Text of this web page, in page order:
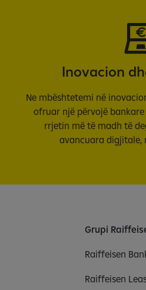
Inovacion
Ne mbështetemi në
ofruar një përvojë
rrjetin më të madh të
avancuara digjitale,
Grupi
Raiffeisen
Raiffeisen